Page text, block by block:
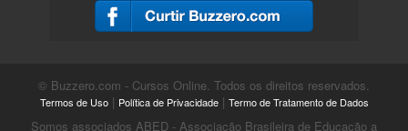
© Buzzero.com - Cursos Online. Todos os direitos reservados.
Termos de Uso| Política de Privacidade| Termo de Tratamento de Dados
Somos associados ABED - Associação Brasileira de Educação a